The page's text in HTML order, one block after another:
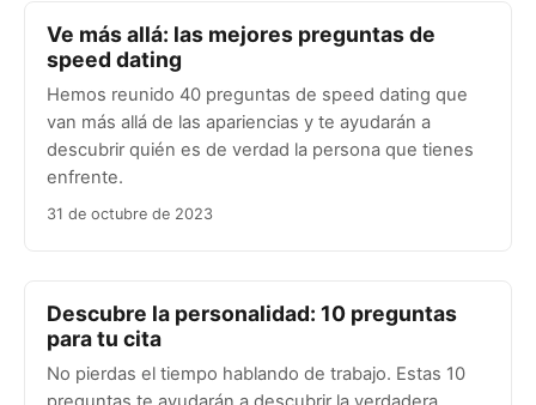
Ve más allá: las mejores preguntas de
speed dating
Hemos reunido 40 preguntas de speed dating que
van más allá de las apariencias y te ayudarán a
descubrir quién es de verdad la persona que tienes
enfrente.
31 de octubre de 2023
Descubre la personalidad: 10 preguntas
para tu cita
No pierdas el tiempo hablando de trabajo. Estas 10